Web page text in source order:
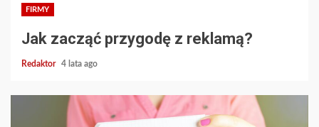
FIRMY
Jak zacząć przygodę z reklamą?
Redaktor 4 lata ago